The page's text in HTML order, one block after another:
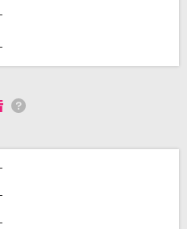
報をチェック！